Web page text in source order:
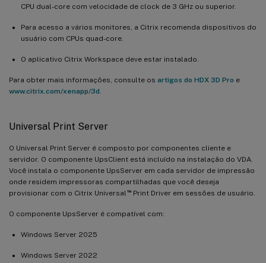
CPU dual-core com velocidade de clock de 3 GHz ou superior.
Para acesso a vários monitores, a Citrix recomenda dispositivos do
usuário com CPUs quad-core.
O aplicativo Citrix Workspace deve estar instalado.
Para obter mais informações, consulte os artigos do HDX 3D Pro e
www.citrix.com/xenapp/3d
Universal Print Server
O Universal Print Server é composto por componentes cliente e
servidor. O componente UpsClient está incluído na instalação do VDA.
Você instala o componente UpsServer em cada servidor de impressão
onde residem impressoras compartilhadas que você deseja
provisionar com o Citrix Universal ™Print Driver em sessões de usuário.
O componente UpsServer é compatível com:
Windows Server 2025
Windows Server 2022